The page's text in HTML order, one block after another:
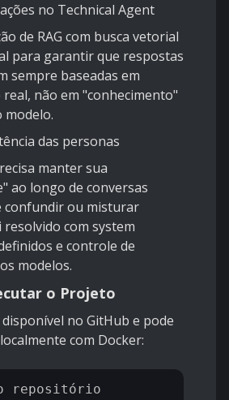
no Technical Agent
de RAG com busca vetorial
para garantir que respostas
sempre baseadas em
não em "conhecimento"
modelo.
das personas
manter sua
ao longo de conversas
confundir ou misturar
com system
e controle de
modelos.
o Projeto
no GitHub e pode
com Docker:
repositório